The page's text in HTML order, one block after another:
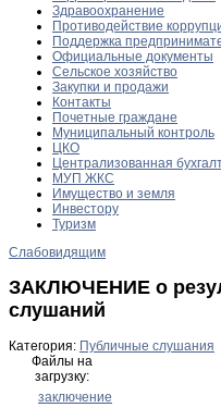
Здравоохранение
Противодействие
Поддержка
Официальные документы
Сельское хозяйство
Закупки и продажи
Контакты
Почетные граждане
Муниципальный контроль
ЦКО
Централизованная
МУП ЖКС
Имущество и земля
Инвестору
Туризм
Слабовидящим
ЗАКЛЮЧЕНИЕ о
слушаний
Категория: Публичные слушания
Файлы на
загрузку:
заключение